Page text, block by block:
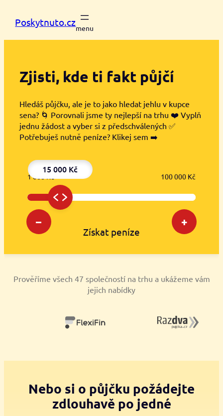
Poskytnuto.cz
Zjisti, kde ti fakt půjčí
Hledáš půjčku, ale je to jako hledat jehlu v kupce
sena? 🌀 Porovnali jsme ty nejlepší na trhu ❤️ Vyplň
jednu žádost a vyber si z předschválených ✅
Potřebuješ nutně peníze? Klikej sem ➡️
15 000 Kč
– +
1 000 Kč 100 000 Kč
Získat peníze
Prověříme všech 47 společností na trhu a ukážeme vám
jejich nabídky
Nebo si o půjčku požádejte
zdlouhavě po jedné